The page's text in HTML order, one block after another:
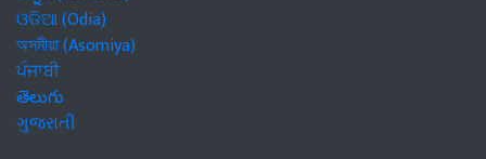
ଓଡିଆ (Odia)
অসমীয়া (Asomiya)
ਪੰਜਾਬੀ
తెలుగు
ગુજરાતી